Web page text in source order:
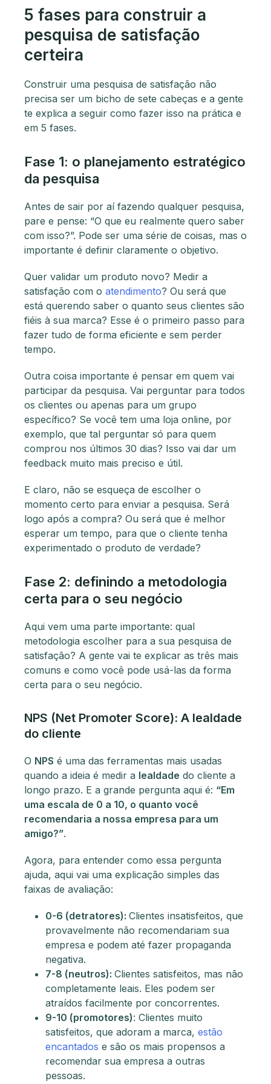
5 fases para construir a
pesquisa de satisfação
certeira
Construir uma pesquisa de satisfação não
precisa ser um bicho de sete cabeças e a gente
te explica a seguir como fazer isso na prática e
em 5 fases.
Fase 1: o planejamento estratégico
da pesquisa
Antes de sair por aí fazendo qualquer pesquisa,
pare e pense: “O que eu realmente quero saber
com isso?”. Pode ser uma série de coisas, mas o
importante é definir claramente o objetivo.
Quer validar um produto novo? Medir a
satisfação com o atendimento? Ou será que
está querendo saber o quanto seus clientes são
fiéis à sua marca? Esse é o primeiro passo para
fazer tudo de forma eficiente e sem perder
tempo.
Outra coisa importante é pensar em quem vai
participar da pesquisa. Vai perguntar para todos
os clientes ou apenas para um grupo
específico? Se você tem uma loja online, por
exemplo, que tal perguntar só para quem
comprou nos últimos 30 dias? Isso vai dar um
feedback muito mais preciso e útil.
E claro, não se esqueça de escolher o
momento certo para enviar a pesquisa. Será
logo após a compra? Ou será que é melhor
esperar um tempo, para que o cliente tenha
experimentado o produto de verdade?
Fase 2: definindo a metodologia
certa para o seu negócio
Aqui vem uma parte importante: qual
metodologia escolher para a sua pesquisa de
satisfação? A gente vai te explicar as três mais
comuns e como você pode usá-las da forma
certa para o seu negócio.
NPS (Net Promoter Score): A lealdade
do cliente
O NPS é uma das ferramentas mais usadas
quando a ideia é medir a lealdade do cliente a
longo prazo. E a grande pergunta aqui é: “Em
uma escala de 0 a 10, o quanto você
recomendaria a nossa empresa para um
amigo?”.
Agora, para entender como essa pergunta
ajuda, aqui vai uma explicação simples das
faixas de avaliação:
0-6 (detratores): Clientes insatisfeitos, que
provavelmente não recomendariam sua
empresa e podem até fazer propaganda
negativa.
7-8 (neutros): Clientes satisfeitos, mas não
completamente leais. Eles podem ser
atraídos facilmente por concorrentes.
9-10 (promotores): Clientes muito
satisfeitos, que adoram a marca, estão
encantados e são os mais propensos a
recomendar sua empresa a outras
pessoas.